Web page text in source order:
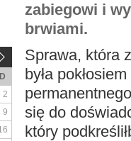
zabiegowi i
brwiami.
Sprawa, która
była
się do
który
2
9